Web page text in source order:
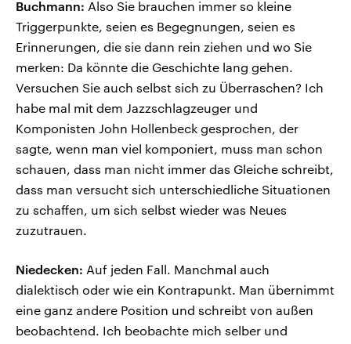
Buchmann: Also Sie brauchen immer so kleine
Triggerpunkte, seien es Begegnungen, seien es
Erinnerungen, die sie dann rein ziehen und wo Sie
merken: Da könnte die Geschichte lang gehen.
Versuchen Sie auch selbst sich zu Überraschen? Ich
habe mal mit dem Jazzschlagzeuger und
Komponisten John Hollenbeck gesprochen, der
sagte, wenn man viel komponiert, muss man schon
schauen, dass man nicht immer das Gleiche schreibt,
dass man versucht sich unterschiedliche Situationen
zu schaffen, um sich selbst wieder was Neues
zuzutrauen.
Niedecken: Auf jeden Fall. Manchmal auch
dialektisch oder wie ein Kontrapunkt. Man übernimmt
eine ganz andere Position und schreibt von außen
beobachtend. Ich beobachte mich selber und